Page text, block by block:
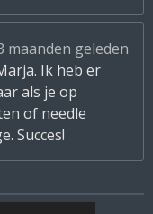
maanden geleden
Ik heb er
als je op
of needle
Succes!